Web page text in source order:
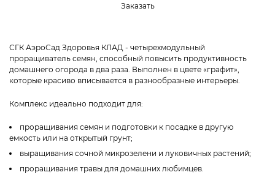
Заказать
СГК АэроСад Здоровья КЛАД - четырехмодульный
проращиватель семян, способный повысить продуктивность
домашнего огорода в два раза. Выполнен в цвете «графит»,
которые красиво вписывается в разнообразные интерьеры.
Комплекс идеально подходит для:
проращивания семян и подготовки к посадке в другую
емкость или на открытый грунт;
выращивания сочной микрозелени и луковичных растений;
проращивания травы для домашних любимцев.